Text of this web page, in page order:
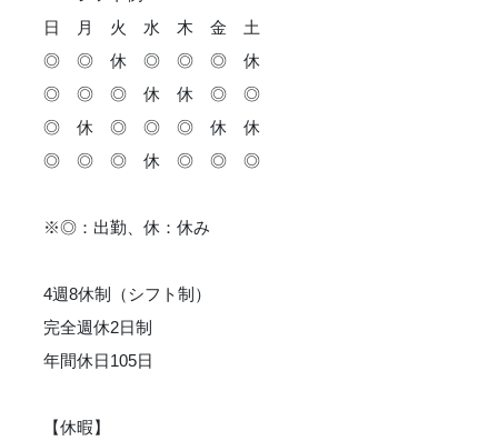
日 月 火 水 木 金 土
◎ ◎ 休 ◎ ◎ ◎ 休
◎ ◎ ◎ 休 休 ◎ ◎
◎ 休 ◎ ◎ ◎ 休 休
◎ ◎ ◎ 休 ◎ ◎ ◎
※◎：出勤、休：休み
4週8休制（シフト制）
完全週休2日制
年間休日105日
【休暇】